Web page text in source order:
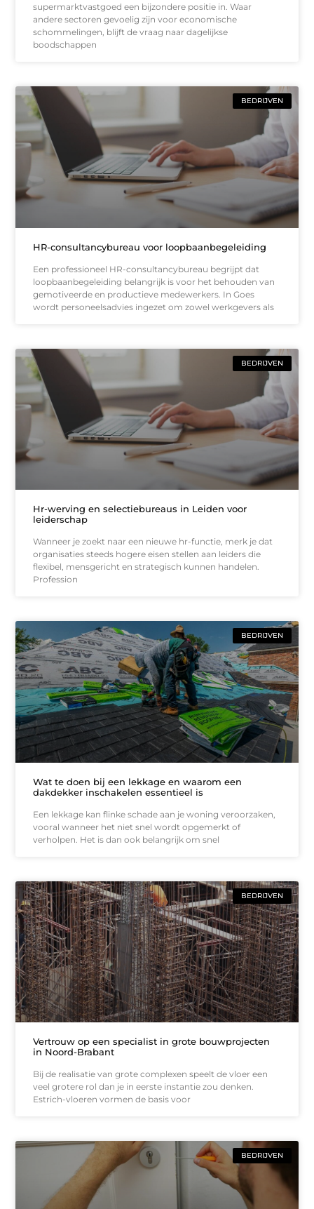
supermarktvastgoed een bijzondere positie in. Waar
andere sectoren gevoelig zijn voor economische
schommelingen, blijft de vraag naar dagelijkse
boodschappen
BEDRIJVEN
HR-consultancybureau voor loopbaanbegeleiding
Een professioneel HR-consultancybureau begrijpt dat
loopbaanbegeleiding belangrijk is voor het behouden van
gemotiveerde en productieve medewerkers. In Goes
wordt personeelsadvies ingezet om zowel werkgevers als
BEDRIJVEN
Hr-werving en selectiebureaus in Leiden voor
leiderschap
Wanneer je zoekt naar een nieuwe hr-functie, merk je dat
organisaties steeds hogere eisen stellen aan leiders die
flexibel, mensgericht en strategisch kunnen handelen.
Profession
BEDRIJVEN
Wat te doen bij een lekkage en waarom een
dakdekker inschakelen essentieel is
Een lekkage kan flinke schade aan je woning veroorzaken,
vooral wanneer het niet snel wordt opgemerkt of
verholpen. Het is dan ook belangrijk om snel
BEDRIJVEN
Vertrouw op een specialist in grote bouwprojecten
in Noord-Brabant
Bij de realisatie van grote complexen speelt de vloer een
veel grotere rol dan je in eerste instantie zou denken.
Estrich-vloeren vormen de basis voor
BEDRIJVEN